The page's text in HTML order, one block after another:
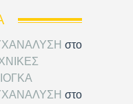
στο
στο